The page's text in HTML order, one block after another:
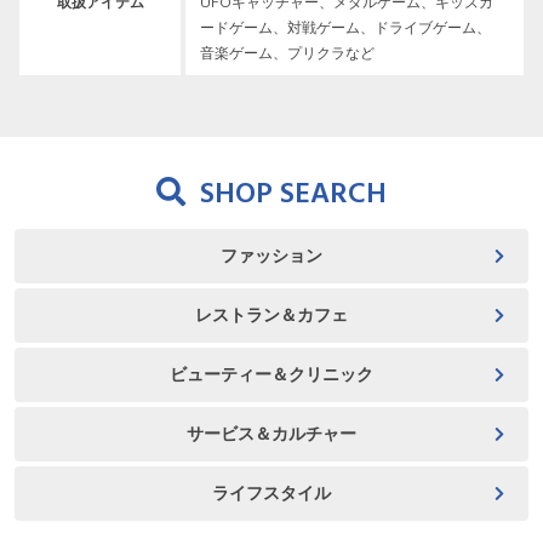
ードゲーム、対戦ゲーム、ドライブゲーム、
音楽ゲーム、プリクラなど
SHOP SEARCH
ファッション
レストラン＆カフェ
ビューティー＆クリニック
サービス＆カルチャー
ライフスタイル